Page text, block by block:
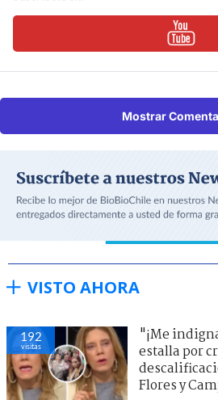
Mostrar
VISTO AHORA
192
visitas
"¡Me
estalla por
Flores y